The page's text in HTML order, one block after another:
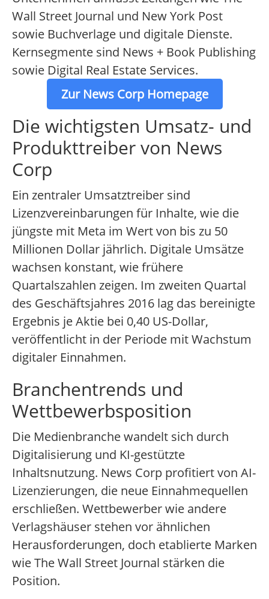
Wall Street Journal und New York Post
sowie Buchverlage und digitale Dienste.
Kernsegmente sind News + Book Publishing
sowie Digital Real Estate Services.
Zur News Corp Homepage
Die wichtigsten Umsatz- und
Produkttreiber von News
Corp
Ein zentraler Umsatztreiber sind
Lizenzvereinbarungen für Inhalte, wie die
jüngste mit Meta im Wert von bis zu 50
Millionen Dollar jährlich. Digitale Umsätze
wachsen konstant, wie frühere
Quartalszahlen zeigen. Im zweiten Quartal
des Geschäftsjahres 2016 lag das bereinigte
Ergebnis je Aktie bei 0,40 US-Dollar,
veröffentlicht in der Periode mit Wachstum
digitaler Einnahmen.
Branchentrends und
Wettbewerbsposition
Die Medienbranche wandelt sich durch
Digitalisierung und KI-gestützte
Inhaltsnutzung. News Corp profitiert von AI-
Lizenzierungen, die neue Einnahmequellen
erschließen. Wettbewerber wie andere
Verlagshäuser stehen vor ähnlichen
Herausforderungen, doch etablierte Marken
wie The Wall Street Journal stärken die
Position.